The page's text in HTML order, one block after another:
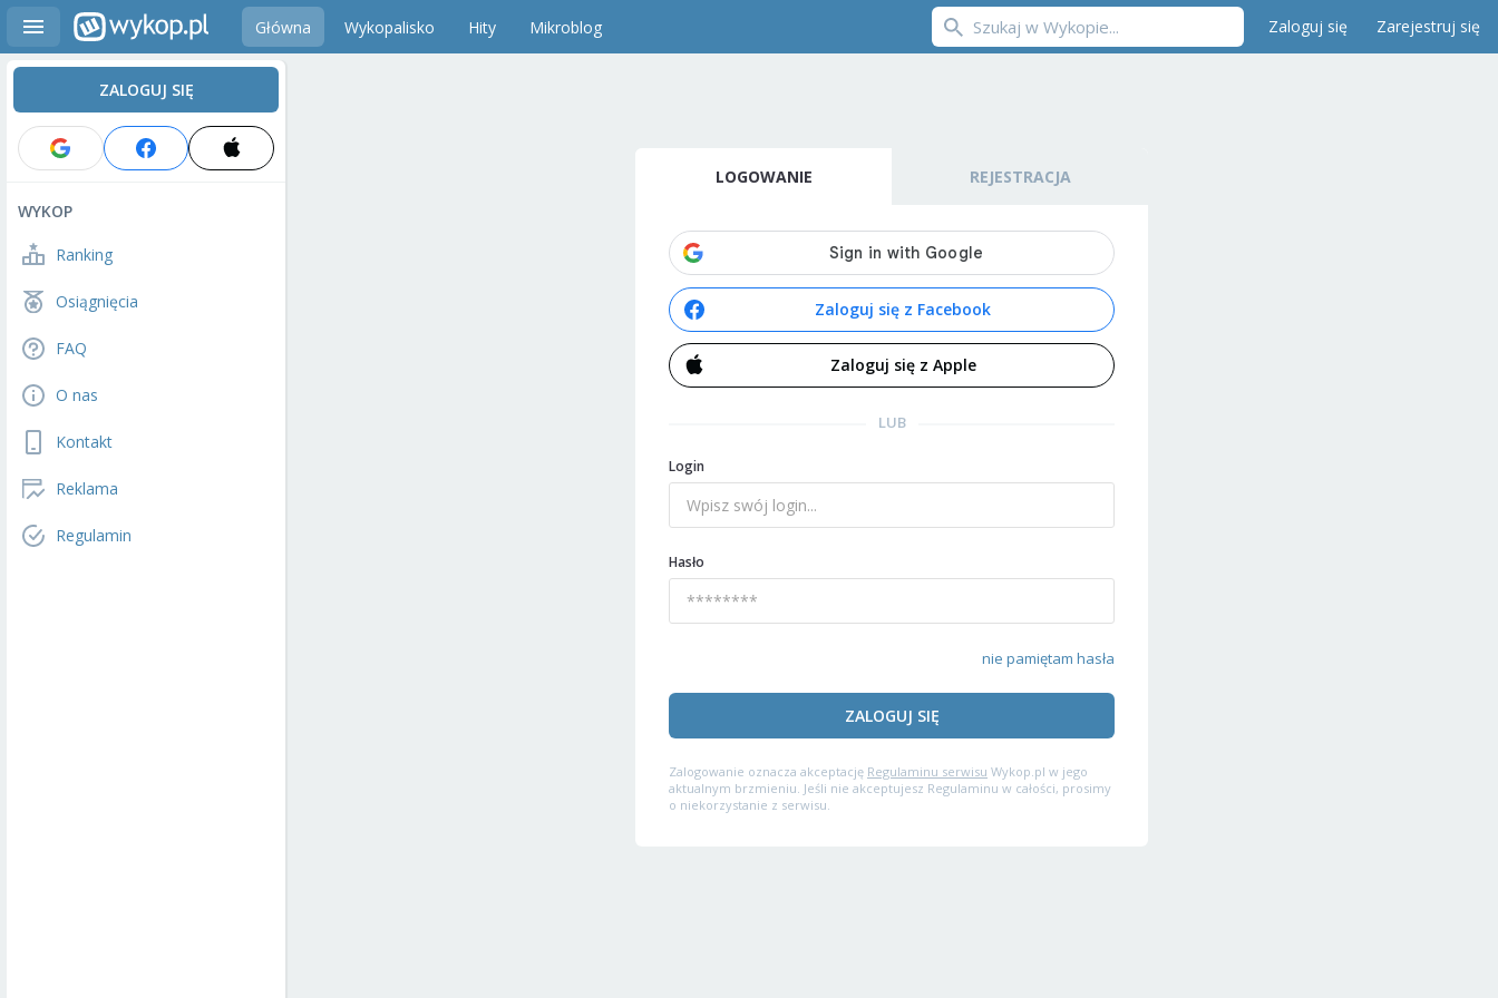
Główna Wykopalisko Hity Mikroblog Zaloguj się Zarejestruj się
ZALOGUJ SIĘ
WYKOP
Ranking
Osiągnięcia
FAQ
O nas
Kontakt
Reklama
Regulamin
LOGOWANIE REJESTRACJA
Zaloguj się z Facebook
Zaloguj się z Apple
LUB
Login
Hasło
nie pamiętam hasła
ZALOGUJ SIĘ
Zalogowanie oznacza akceptację Regulaminu serwisu Wykop.pl w jego
aktualnym brzmieniu. Jeśli nie akceptujesz Regulaminu w całości, prosimy
o niekorzystanie z serwisu.